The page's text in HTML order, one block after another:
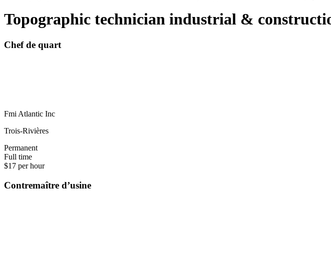
Topographic technician industrial &
Chef de quart
Fmi Atlantic Inc
Trois-Rivières
Permanent
Full time
$17 per hour
Contremaître d’usine